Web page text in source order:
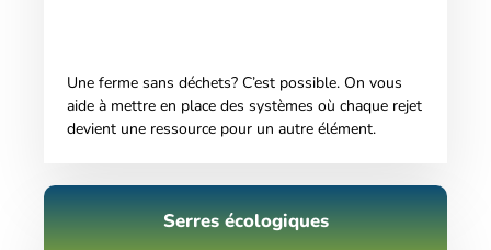
Une ferme sans déchets? C’est possible. On vous
aide à mettre en place des systèmes où chaque rejet
devient une ressource pour un autre élément.
Serres écologiques